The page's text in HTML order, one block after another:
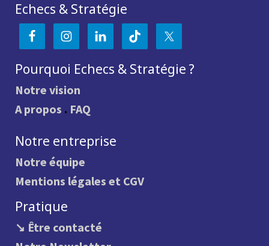
Echecs & Stratégie
Pourquoi Echecs & Stratégie ?
Notre vision
A propos . FAQ
Notre entreprise
Notre équipe
Mentions légales et CGV
Pratique
↘ Être contacté